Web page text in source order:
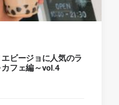
ビージョに人気のラ
フェ編～vol.4